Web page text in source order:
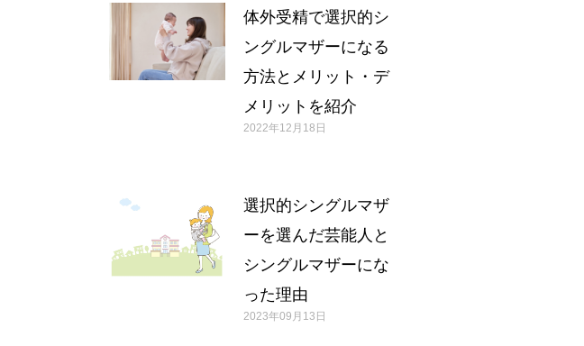
体外受精で選択的シ
ングルマザーになる
方法とメリット・デ
メリットを紹介
2022年12月18日
選択的シングルマザ
ーを選んだ芸能人と
シングルマザーにな
った理由
2023年09月13日